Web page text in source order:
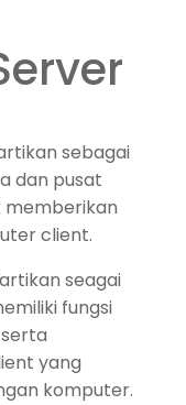
sebagai
dan pusat
memberikan
client.
seagai
fungsi
yang
komputer.